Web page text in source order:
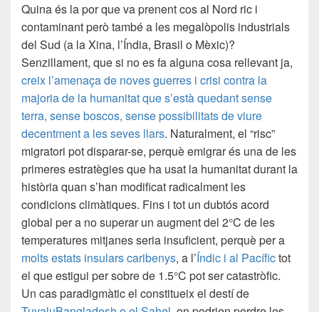
Quina és la por que va prenent cos al Nord ric i
contaminant però també a les megalòpolis industrials
del Sud (a la Xina, l’Índia, Brasil o Mèxic)?
Senzillament, que si no es fa alguna cosa rellevant ja,
creix l’amenaça de noves guerres i crisi contra la
majoria de la humanitat que s’està quedant sense
terra, sense boscos, sense possibilitats de viure
decentment a les seves llars. Naturalment, el “risc”
migratori pot disparar-se, perquè emigrar és una de les
primeres estratègies que ha usat la humanitat durant la
història quan s’han modificat radicalment les
condicions climàtiques. Fins i tot un dubtós acord
global per a no superar un augment del 2°C de les
temperatures mitjanes seria insuficient, perquè per a
molts estats insulars caribenys, a l’Índic i al Pacífictot
el que estigui per sobre de 1.5°C pot ser catastròfic.
Un cas paradigmàtic el constitueix el destí de